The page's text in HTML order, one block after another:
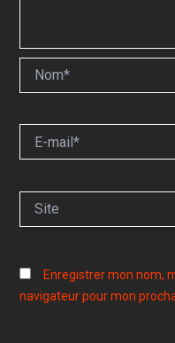
mail*
Enregistrer mon nom,
navigateur pour mon